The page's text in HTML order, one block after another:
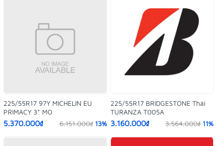
225/55R17 97Y MICHELIN EU
PRIMACY 3* MO
5.370.000₫ 6.151.000₫ 13%
225/55R17 BRIDGESTONE Thái
TURANZA T005A
3.160.000₫ 3.564.000₫ 11%